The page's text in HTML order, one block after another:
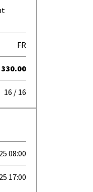
FR
330.00
16 / 16
08:00
17:00